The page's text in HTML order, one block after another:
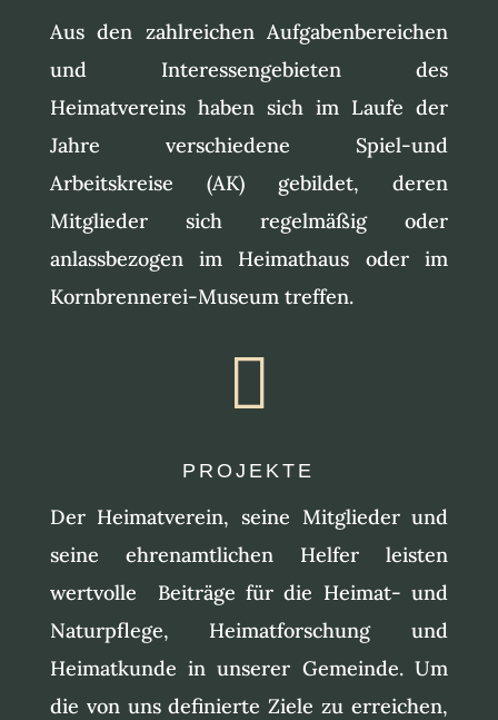
Aus den zahlreichen Aufgabenbereichen
und Interessengebieten des
Heimatvereins haben sich im Laufe der
Jahre verschiedene Spiel-und
Arbeitskreise (AK) gebildet, deren
Mitglieder sich regelmäßig oder
anlassbezogen im Heimathaus oder im
Kornbrennerei-Museum treffen.

PROJEKTE
Der Heimatverein, seine Mitglieder und
seine ehrenamtlichen Helfer leisten
wertvolle Beiträge für die Heimat- und
Naturpflege, Heimatforschung und
Heimatkunde in unserer Gemeinde. Um
die von uns definierte Ziele zu erreichen,